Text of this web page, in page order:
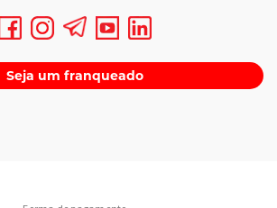
Seja um franqueado